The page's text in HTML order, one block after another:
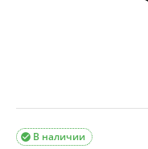
В наличии
